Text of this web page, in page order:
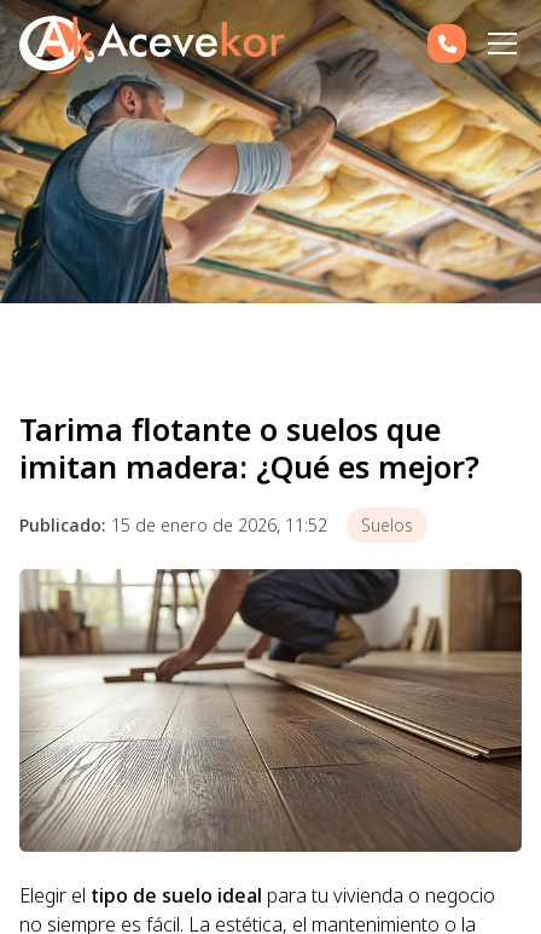
Tarima flotante o suelos que
imitan madera: ¿Qué es mejor?
Publicado: 15 de enero de 2026, 11:52 Suelos
Elegir el tipo de suelo ideal para tu vivienda o negocio
no siempre es fácil. La estética, el mantenimiento o la